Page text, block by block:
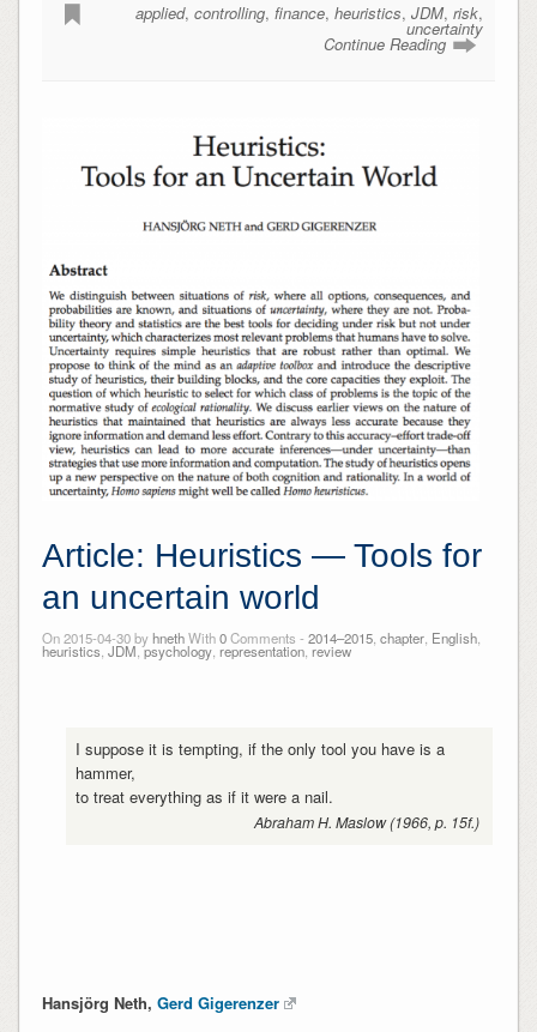
applied,controlling,finance,heuristics,JDM,risk,
uncertainty
Continue Reading
Article: Heuristics — Tools for
an uncertain world
On 2015-04-30 byhnethWith0Comments - 2014–2015, chapter, English,
heuristics JDM ,psychology, representation, review
I suppose it is tempting, if the only tool you have is a
hammer,
to treat everything as if it were a nail.
Abraham H. Maslow (1966, p. 15f.)
Hansjörg Neth, Gerd Gigerenzer